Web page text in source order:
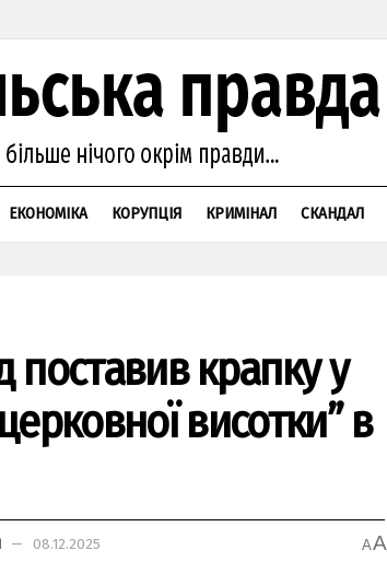
ЕКОНОМІКА КОРУПЦІЯ КРИМІНАЛ СКАНДАЛ
поставив крапку у
висотки” в
08.12.2025 AA